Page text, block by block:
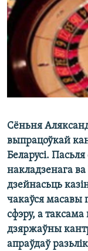
КУЛЬТУРА
КАЛЯНДАР
МОВА
НА ХВАЛЯХ
Сёньня
выпрацоўкай
Беларусі.
накладзенага
дзейнасьць
чакаўся масавы
сфэру, а
дзяржаўны
апраўдаў